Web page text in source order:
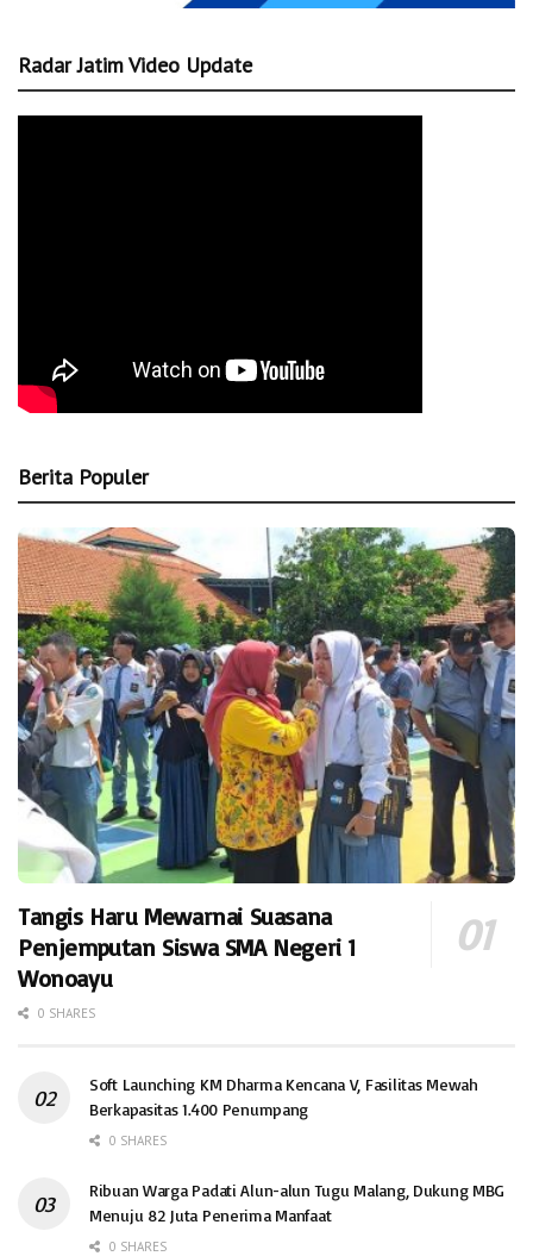
Radar Jatim Video Update
Berita Populer
Tangis Haru Mewarnai Suasana
Penjemputan Siswa SMA Negeri 1
Wonoayu
0 SHARES
Soft Launching KM Dharma Kencana V, Fasilitas Mewah
Berkapasitas 1.400 Penumpang
0 SHARES
Ribuan Warga Padati Alun-alun Tugu Malang, Dukung MBG
Menuju 82 Juta Penerima Manfaat
0 SHARES